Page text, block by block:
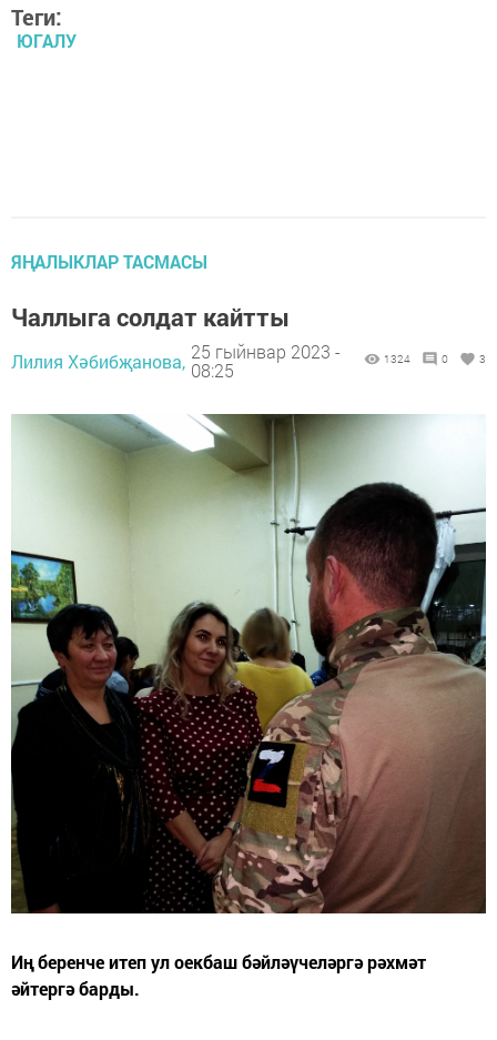
Теги:
ЮГАЛУ
ЯҢАЛЫКЛАР ТАСМАСЫ
Чаллыга солдат кайтты
Лилия Хәбибҗанова, 25 гыйнвар 2023 -
08:25
1324 0 3
Иң беренче итеп ул оекбаш бәйләүчеләргә рәхмәт
әйтергә барды.